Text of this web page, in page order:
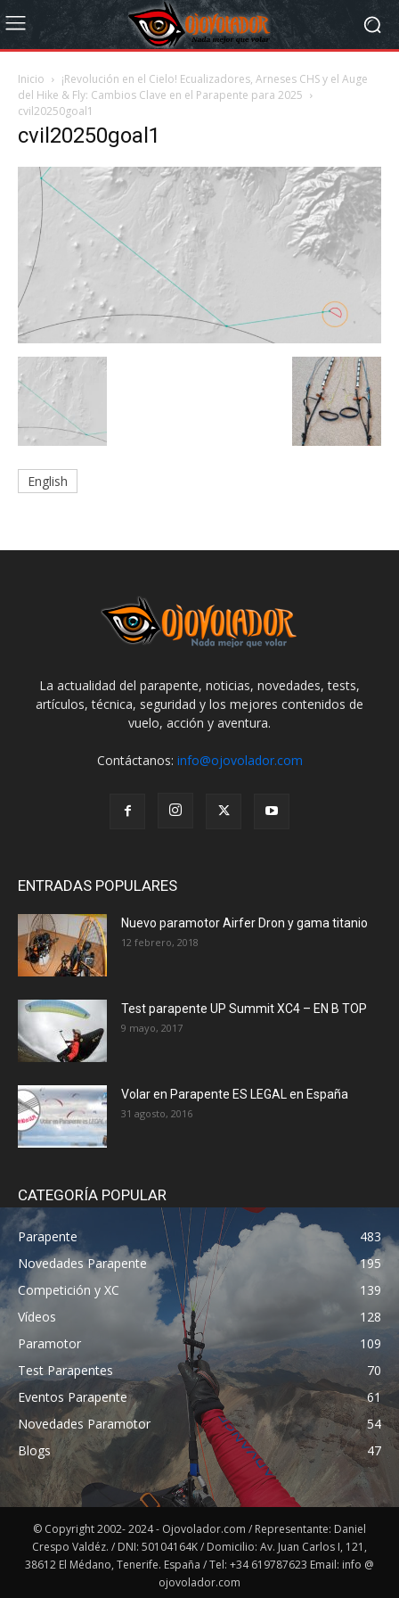
Inicio
¡Revolución en el Cielo! Ecualizadores, Arneses CHS y el Auge
del Hike & Fly: Cambios Clave en el Parapente para 2025
cvil20250goal1
cvil20250goal1
English
La actualidad del parapente, noticias, novedades, tests,
artículos, técnica, seguridad y los mejores contenidos de
vuelo, acción y aventura.
Contáctanos: info@ojovolador.com
ENTRADAS POPULARES
Nuevo paramotor Airfer Dron y gama titanio
12 febrero, 2018
Test parapente UP Summit XC4 – EN B TOP
9 mayo, 2017
Volar en Parapente ES LEGAL en España
31 agosto, 2016
CATEGORÍA POPULAR
Parapente
483
Novedades Parapente
195
Competición y XC
139
Vídeos
128
Paramotor
109
Test Parapentes
70
Eventos Parapente
61
Novedades Paramotor
54
Blogs
47
© Copyright 2002- 2024 - Ojovolador.com / Representante: Daniel
Crespo Valdéz. / DNI: 50104164K / Domicilio: Av. Juan Carlos I, 121,
38612 El Médano, Tenerife. España / Tel: +34 619787623 Email: info @
ojovolador.com